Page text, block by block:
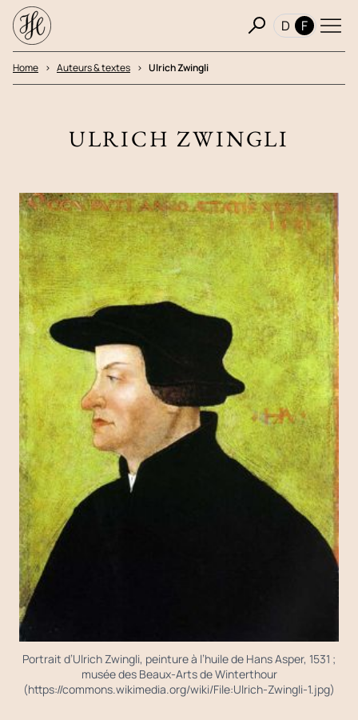
D F
Home Auteurs & textes Ulrich Zwingli
ULRICH ZWINGLI
Portrait d’Ulrich Zwingli, peinture à l’huile de Hans Asper, 1531 ;
musée des Beaux-Arts de Winterthour
(https://commons.wikimedia.org/wiki/File:Ulrich-Zwingli-1.jpg)